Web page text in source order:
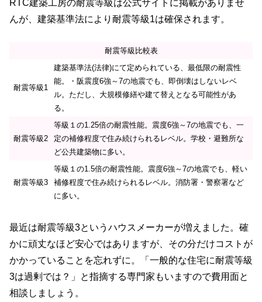
RTC建築工房の耐震等級は公式サイトに掲載がありませ
んが、建築基準法により耐震等級1は確保されます。
耐震等級比較表
耐震等級1
建築基準法(法律)にて定められている、最低限の耐震性
能。・阪震度6強～7の地震でも、即倒壊はしないレベ
ル。ただし、大規模修繕や建て替えとなる可能性があ
る。
耐震等級2
等級１の1.25倍の耐震性能。震度6強～7の地震でも、一
定の補修程度で住み続けられるレベル。学校・避難所な
ど公共建築物に多い。
耐震等級3
等級１の1.5倍の耐震性能。震度6強～7の地震でも、軽い
補修程度で住み続けられるレベル。消防署・警察署など
に多い。
最近は耐震等級3というハウスメーカーが増えました。確
かに頑丈なほど安心ではありますが、その分だけコストが
かかっていることを忘れずに。「一般的な住宅に耐震等級
3は過剰では？」と指摘する専門家もいますので費用面と
相談しましょう。